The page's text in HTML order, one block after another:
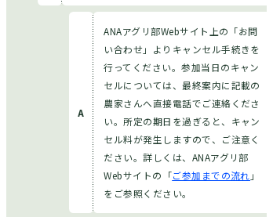
ANAアグリ部Webサイト上の「お問
い合わせ」よりキャンセル手続きを
行ってください。参加当日のキャン
セルについては、最終案内に記載の
農家さんへ直接電話でご連絡くださ
い。所定の期日を過ぎると、キャン
セル料が発生しますので、ご注意く
ださい。詳しくは、ANAアグリ部
Webサイトの「ご参加までの流れ 」
をご参照ください。